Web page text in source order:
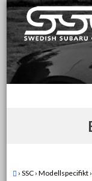
Skip
to
content
Swedish
För oss som älskar
› SSC › Modellspecifikt ›